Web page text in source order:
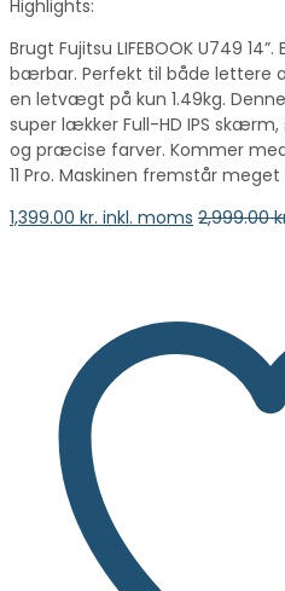
Highlights:
Brugt Fujitsu LIFEBOOK U749
bærbar. Perfekt til både lettere
en letvægt på kun 1.49kg.
super lækker Full-HD IPS
og præcise farver. Kommer
11 Pro. Maskinen fremstår
1,399.00 kr. inkl. moms 2,999.00